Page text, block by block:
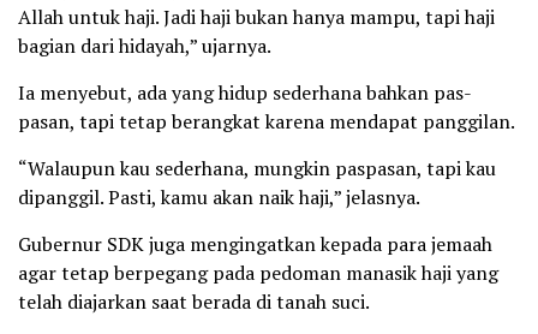
Allah untuk haji. Jadi haji bukan hanya mampu, tapi haji
bagian dari hidayah,” ujarnya.
Ia menyebut, ada yang hidup sederhana bahkan pas-
pasan, tapi tetap berangkat karena mendapat panggilan.
“Walaupun kau sederhana, mungkin paspasan, tapi kau
dipanggil. Pasti, kamu akan naik haji,” jelasnya.
Gubernur SDK juga mengingatkan kepada para jemaah
agar tetap berpegang pada pedoman manasik haji yang
telah diajarkan saat berada di tanah suci.